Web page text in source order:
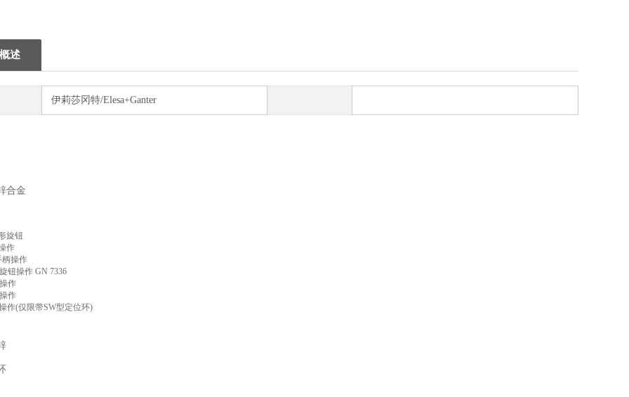
述
伊莉莎冈特/Elesa+Ganter
合金
旋钮
作
柄操作
钮操作 GN 7336
作
作
作(仅限带SW型定位环)